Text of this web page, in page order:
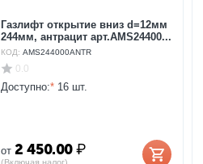
Газлифт открытие вниз d=12мм
244мм, антрацит арт.AMS24400...
КОД: AMS244000ANTR
0.0
Доступно:* 16 шт.
от 2 450.00₽